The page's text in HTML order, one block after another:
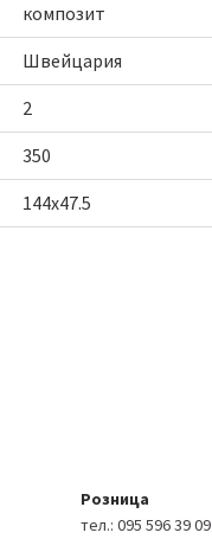
композит
Швейцария
2
350
144х47.5
Розница
тел.: 095 596 39 09